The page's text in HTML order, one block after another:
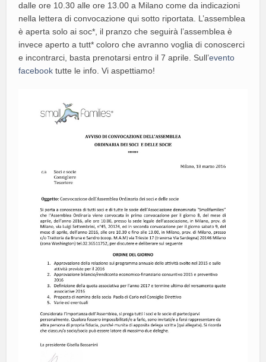
dalle ore 10.30 alle ore 13.00 a Milano come da indicazioni
nella lettera di convocazione qui sotto riportata. L’assemblea
è aperta solo ai soc*, il pranzo che seguirà l’assemblea è
invece aperto a tutt* coloro che avranno voglia di conoscerci
e incontrarci, basta prenotarsi entro il 7 aprile. Sull’evento
facebook tutte le info. Vi aspettiamo!